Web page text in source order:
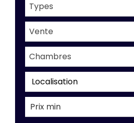
Types
Vente
Chambres
Localisation